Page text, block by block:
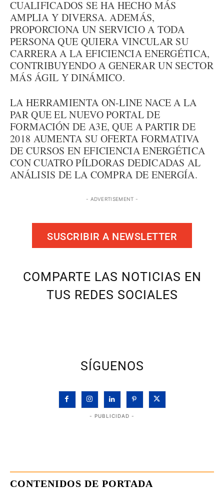
CUALIFICADOS SE HA HECHO MÁS
AMPLIA Y DIVERSA. ADEMÁS,
PROPORCIONA UN SERVICIO A TODA
PERSONA QUE QUIERA VINCULAR SU
CARRERA A LA EFICIENCIA ENERGÉTICA,
CONTRIBUYENDO A GENERAR UN SECTOR
MÁS ÁGIL Y DINÁMICO.
LA HERRAMIENTA ON-LINE NACE A LA
PAR QUE EL NUEVO PORTAL DE
FORMACIÓN DE A3E, QUE A PARTIR DE
2018 AUMENTA SU OFERTA FORMATIVA
DE CURSOS EN EFICIENCIA ENERGÉTICA
CON CUATRO PÍLDORAS DEDICADAS AL
ANÁLISIS DE LA COMPRA DE ENERGÍA.
- ADVERTISEMENT -
SUSCRIBIR A NEWSLETTER
COMPARTE LAS NOTICIAS EN
TUS REDES SOCIALES
SÍGUENOS
- PUBLICIDAD -
CONTENIDOS DE PORTADA